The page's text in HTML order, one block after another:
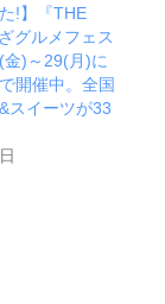
!】『THE
グルメフェス
金)～29(月)に
開催中。全国
スイーツが33